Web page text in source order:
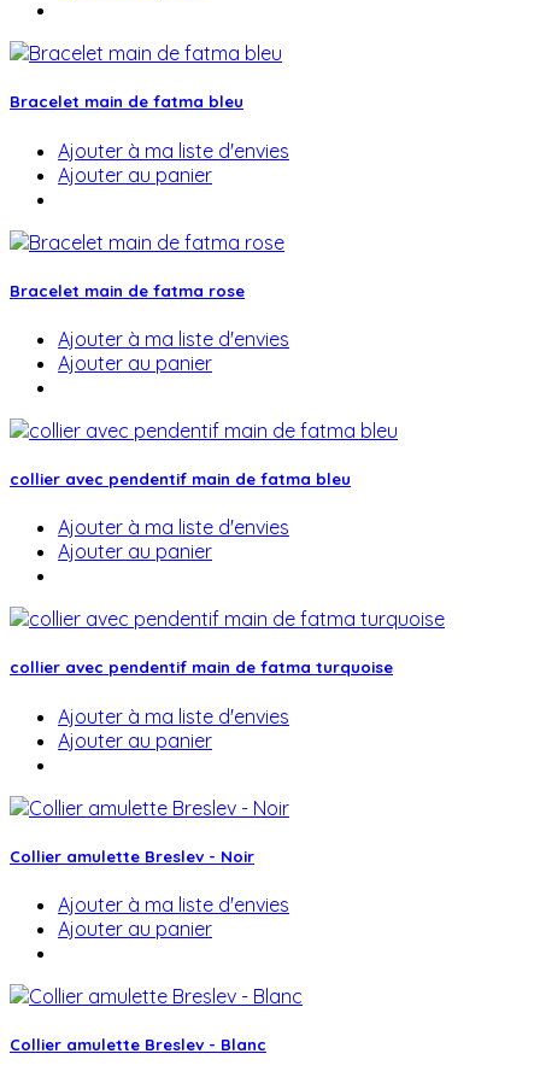
Bracelet main de fatma bleu
Ajouter à ma liste d'envies
Ajouter au panier
Bracelet main de fatma rose
Ajouter à ma liste d'envies
Ajouter au panier
collier avec pendentif main de fatma bleu
Ajouter à ma liste d'envies
Ajouter au panier
collier avec pendentif main de fatma turquoise
Ajouter à ma liste d'envies
Ajouter au panier
Collier amulette Breslev - Noir
Ajouter à ma liste d'envies
Ajouter au panier
Collier amulette Breslev - Blanc